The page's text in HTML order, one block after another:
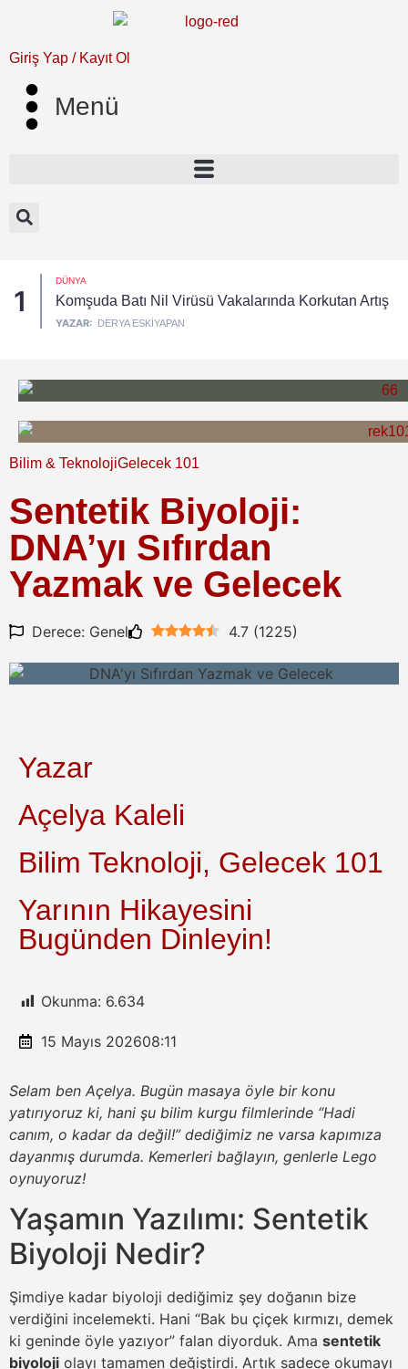
Giriş Yap / Kayıt Ol
Menü
1
DÜNYA
Komşuda Batı Nil Virüsü Vakalarında Korkutan Artış
YAZAR: DERYA ESKIYAPAN
Bilim & TeknolojiGelecek 101
Sentetik Biyoloji:
DNA’yı Sıfırdan
Yazmak ve Gelecek
Derece: Genel 4.7 (1225)
Yazar
Açelya Kaleli
Bilim Teknoloji, Gelecek 101
Yarının Hikayesini
Bugünden Dinleyin!
Okunma: 6.634
15 Mayıs 202608:11
Selam ben Açelya. Bugün masaya öyle bir konu
yatırıyoruz ki, hani şu bilim kurgu filmlerinde “Hadi
canım, o kadar da değil!” dediğimiz ne varsa kapımıza
dayanmış durumda. Kemerleri bağlayın, genlerle Lego
oynuyoruz!
Yaşamın Yazılımı: Sentetik
Biyoloji Nedir?
Şimdiye kadar biyoloji dediğimiz şey doğanın bize
verdiğini incelemekti. Hani “Bak bu çiçek kırmızı, demek
ki geninde öyle yazıyor” falan diyorduk. Ama sentetik
biyoloji olayı tamamen değiştirdi. Artık sadece okumayı